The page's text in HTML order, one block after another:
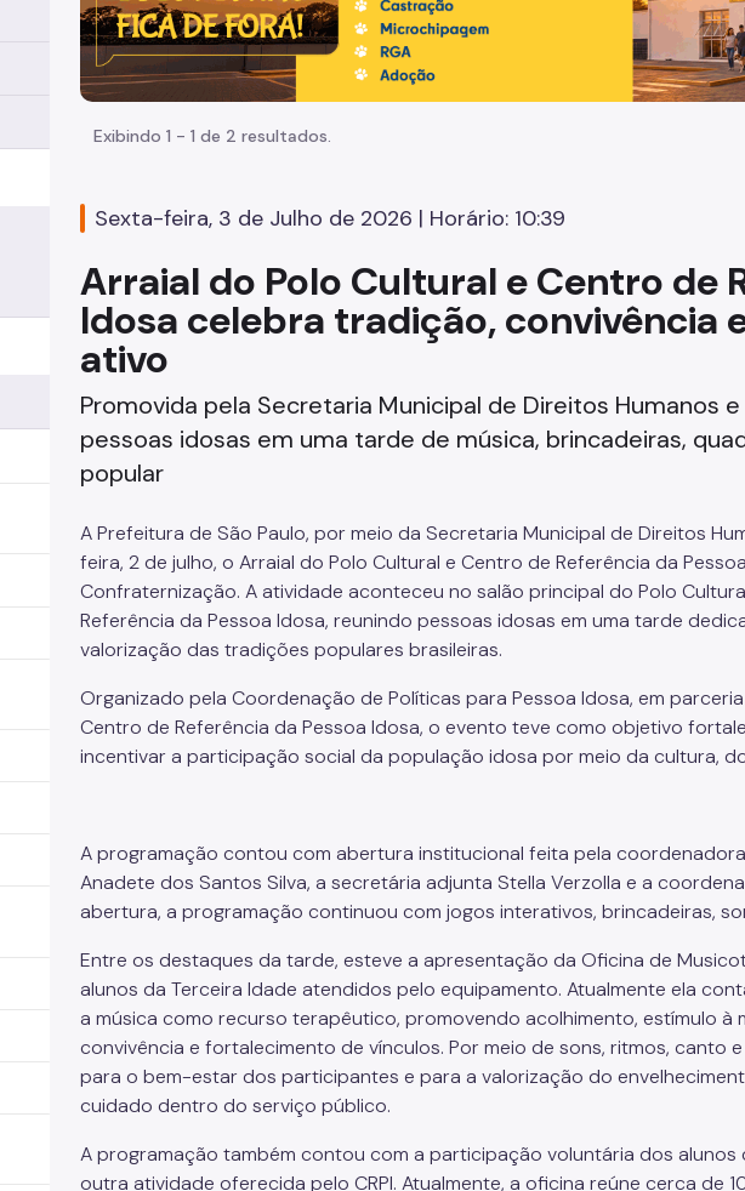
Exibindo 1 - 1 de 2 resultados.
Sexta-feira, 3 de Julho de 2026 | Horário: 10:39
Arraial do Polo Cultural e Centro de
Idosa celebra tradição, convivência
ativo
Promovida pela Secretaria Municipal de Direitos Humanos
pessoas idosas em uma tarde de música, brincadeiras,
popular
A Prefeitura de São Paulo, por meio da Secretaria Municipal de Direitos
feira, 2 de julho, o Arraial do Polo Cultural e Centro de Referência da
Confraternização. A atividade aconteceu no salão principal do Polo
Referência da Pessoa Idosa, reunindo pessoas idosas em uma tarde
valorização das tradições populares brasileiras.
Organizado pela Coordenação de Políticas para Pessoa Idosa, em
Centro de Referência da Pessoa Idosa, o evento teve como objetivo
incentivar a participação social da população idosa por meio da cultura,
A programação contou com abertura institucional feita pela
Anadete dos Santos Silva, a secretária adjunta Stella Verzolla e a
abertura, a programação continuou com jogos interativos, brincadeiras,
Entre os destaques da tarde, esteve a apresentação da Oficina de
alunos da Terceira Idade atendidos pelo equipamento. Atualmente ela
a música como recurso terapêutico, promovendo acolhimento, estímulo à
convivência e fortalecimento de vínculos. Por meio de sons, ritmos, canto
para o bem-estar dos participantes e para a valorização do
cuidado dentro do serviço público.
A programação também contou com a participação voluntária dos alunos
outra atividade oferecida pelo CRPI. Atualmente, a oficina reúne cerca de